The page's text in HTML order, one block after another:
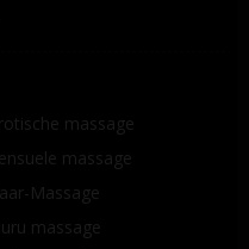
massage
massage
Massage
massage